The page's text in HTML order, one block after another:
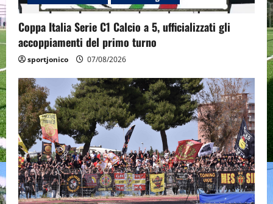
Coppa Italia Serie C1 Calcio a 5, ufficializzati gli
accoppiamenti del primo turno
sportjonico 07/08/2026